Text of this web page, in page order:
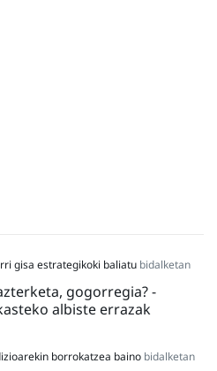
gisa estrategikoki baliatu bidalketan
gogorregia? -
albiste errazak
borrokatzea baino bidalketan